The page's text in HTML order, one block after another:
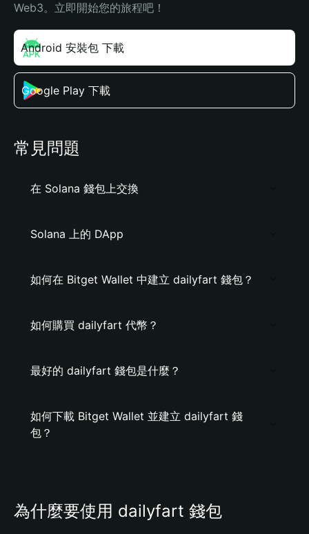
Web3。立即開始您的旅程吧！
Android 安裝包 下載
Google Play 下載
常見問題
在 Solana 錢包上交換
Solana 上的 DApp
如何在 Bitget Wallet 中建立 dailyfart 錢包？
如何購買 dailyfart 代幣？
最好的 dailyfart 錢包是什麼？
如何下載 Bitget Wallet 並建立 dailyfart 錢
包？
為什麼要使用 dailyfart 錢包